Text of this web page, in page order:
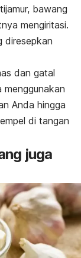
bawang
mengiritasi.
diresepkan
dan gatal
Anda hingga
di tangan
juga